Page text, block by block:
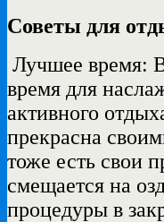
Советы для
Лучшее время:
время для
активного
прекрасна
тоже есть свои
смещается на
процедуры в